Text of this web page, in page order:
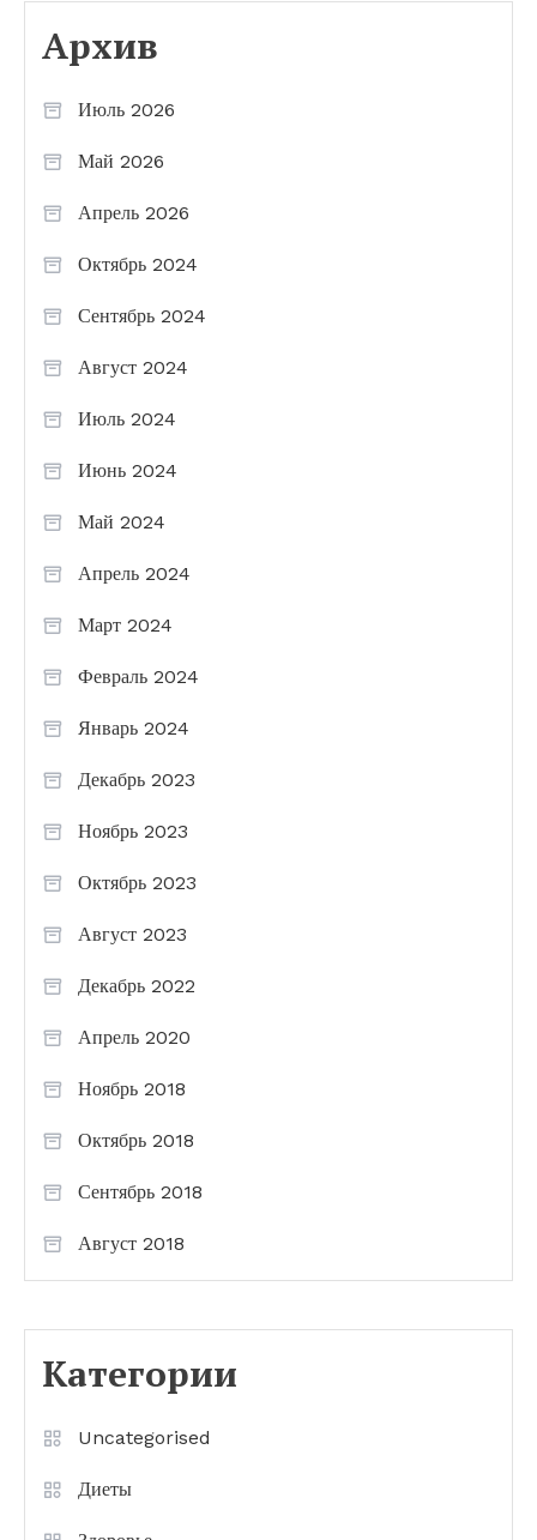
Архив
Июль 2026
Май 2026
Апрель 2026
Октябрь 2024
Сентябрь 2024
Август 2024
Июль 2024
Июнь 2024
Май 2024
Апрель 2024
Март 2024
Февраль 2024
Январь 2024
Декабрь 2023
Ноябрь 2023
Октябрь 2023
Август 2023
Декабрь 2022
Апрель 2020
Ноябрь 2018
Октябрь 2018
Сентябрь 2018
Август 2018
Категории
Uncategorised
Диеты